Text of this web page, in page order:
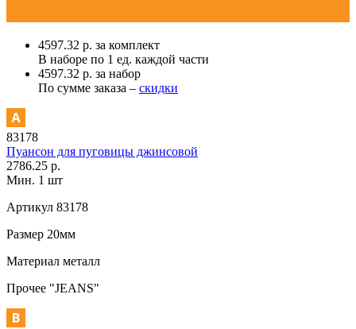
4597.32 р. за комплект
В наборе по 1 ед. каждой части
4597.32 р. за набор
По сумме заказа – скидки
83178
Пуансон для пуговицы джинсовой
2786.25 р.
Мин. 1 шт
Артикул 83178
Размер 20мм
Материал металл
Прочее "JEANS"